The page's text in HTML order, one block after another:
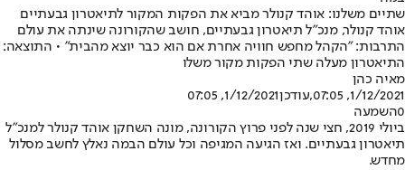
שתיים משלנו: אוהד קנולר מביא את הפקות המקור לתיאטרון גבעתיים
אוהד קנולר, מנכ"ל תיאטרון גבעתיים, חושב שהקורונה שינתה את עולם
התרבות: "הקהל מחפש חוויה אחרת אם הוא כבר יוצא מהבית" • התוצאה:
התיאטרון מעלה שתי הפקות מקור משלו
מאיה כהן
1/12/2021, 07:05
,עודכן1/12/2021, 07:05
0השמעה
ביולי 2019, חצי שנה לפני פרוץ הקורונה, מונה השחקן אוהד קנולר למנכ"ל
תיאטרון גבעתיים. ואז הגיעה המגיפה וכל עולם הבמה נאלץ לחשב מסלול
מחדש.